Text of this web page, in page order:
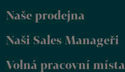
Naše prodejna
Naši Sales Manageři
Volná pracovní místa